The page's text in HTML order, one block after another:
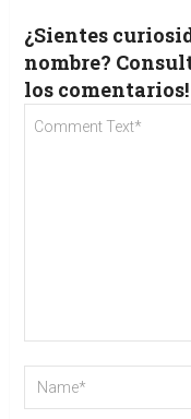
¿Sientes
nombre?
los comentarios!